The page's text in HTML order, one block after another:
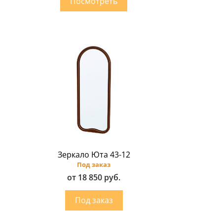
Зеркало Юта 43-12
Под заказ
от 18 850 руб.